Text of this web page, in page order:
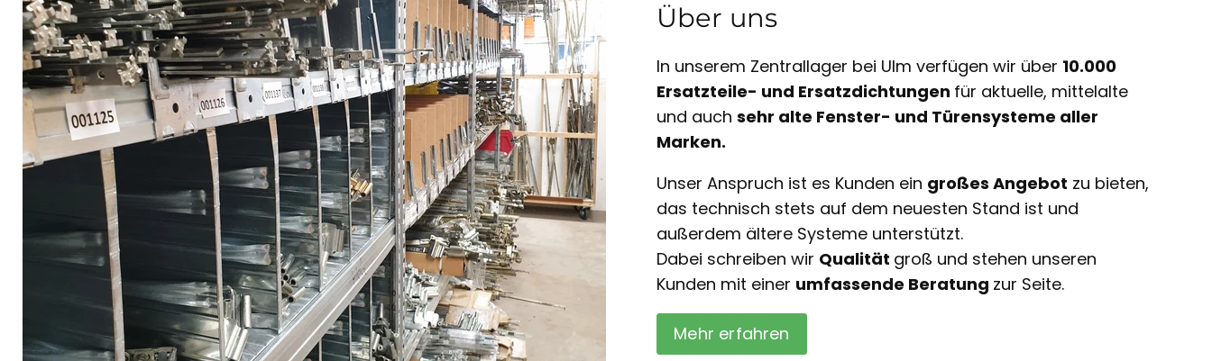
Über uns
In unserem Zentrallager bei Ulm verfügen wir über 10.000
Ersatzteile- und Ersatzdichtungen für aktuelle, mittelalte
und auchsehr alte Fenster- und Türensysteme aller
Marken.
Unser Anspruch ist es Kunden ein großes Angebot zu bieten,
das technisch stets auf dem neuesten Stand ist und
außerdem ältere Systeme unterstützt.
Dabei schreiben wir Qualität groß und stehen unseren
Kunden mit einer umfassende Beratung zur Seite.
Mehr erfahren